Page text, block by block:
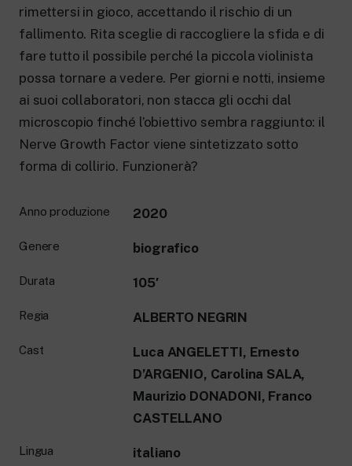
rimettersi in gioco, accettando il rischio di un
fallimento. Rita sceglie di raccogliere la sfida e di
fare tutto il possibile perché la piccola violinista
possa tornare a vedere. Per giorni e notti, insieme
ai suoi collaboratori, non stacca gli occhi dal
microscopio finché l’obiettivo sembra raggiunto: il
Nerve Growth Factor viene sintetizzato sotto
forma di collirio. Funzionerà?
Anno produzione 2020
Genere biografico
Durata 105′
Regia ALBERTO NEGRIN
Cast
Luca ANGELETTI, Ernesto
D’ARGENIO, Carolina SALA,
Maurizio DONADONI, Franco
CASTELLANO
Lingua italiano